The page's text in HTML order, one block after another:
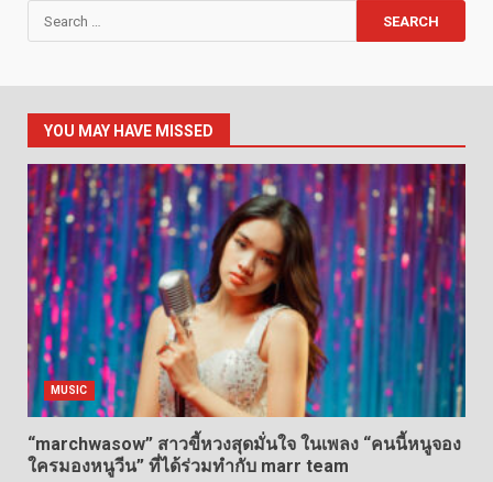
Search
for:
YOU MAY HAVE MISSED
MUSIC
“marchwasow” สาวขี้หวงสุดมั่นใจ ในเพลง “คนนี้หนูจอง
ใครมองหนูวีน” ที่ได้ร่วมทำกับ marr team